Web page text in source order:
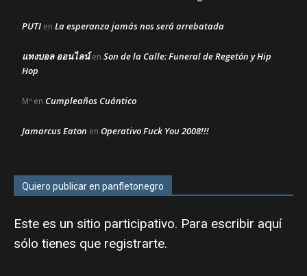
PUTI en La esperanza jamás nos será arrebatada
แทงบอล ออนไลน์en Son de la Calle: Funeral de Regetón y Hip
Hop
Mª en Cumpleaños Cuántico
Jamarcus Eaton en Operativo Fuck You 2008!!!
Quiero publicar en panfletonegro
Este es un sitio participativo. Para escribir aquí
sólo tienes que registrarte.